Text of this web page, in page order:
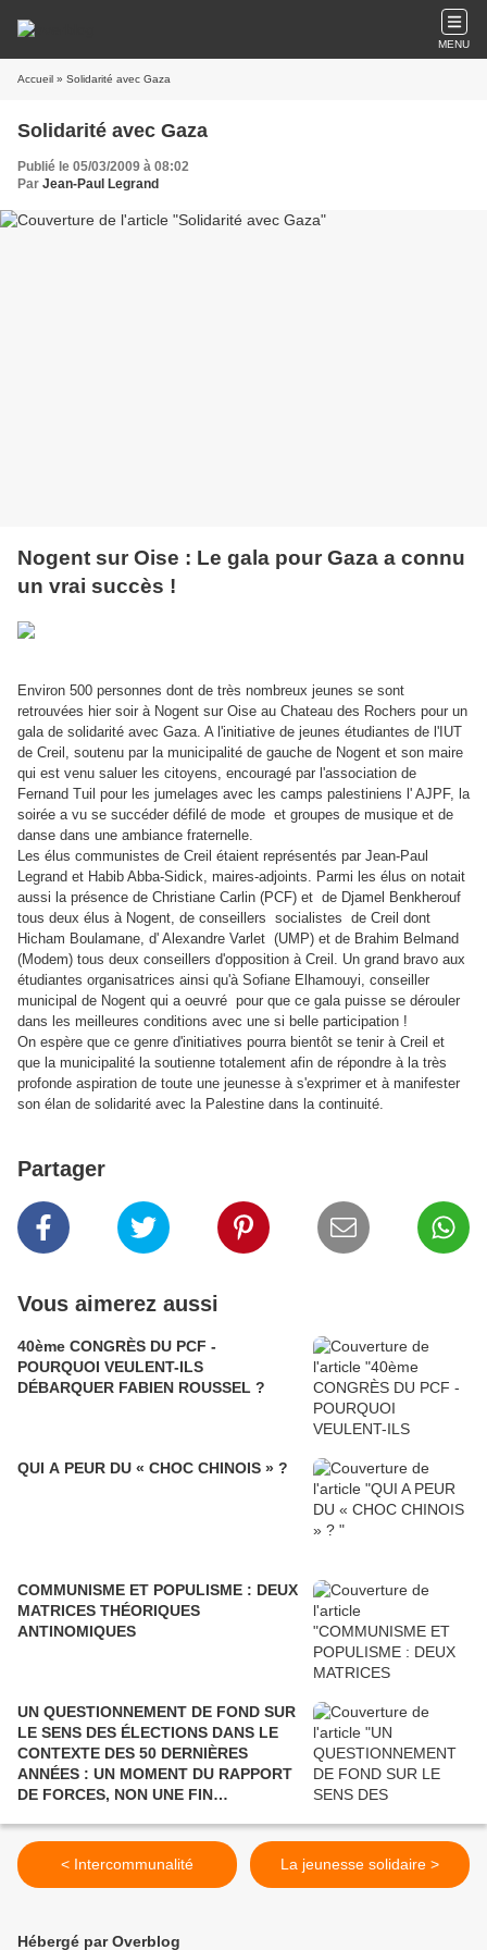
MENU
Accueil » Solidarité avec Gaza
Solidarité avec Gaza
Publié le 05/03/2009 à 08:02
Par Jean-Paul Legrand
Nogent sur Oise : Le gala pour Gaza a connu
un vrai succès !
Environ 500 personnes dont de très nombreux jeunes se sont
retrouvées hier soir à Nogent sur Oise au Chateau des Rochers pour un
gala de solidarité avec Gaza. A l'initiative de jeunes étudiantes de l'IUT
de Creil, soutenu par la municipalité de gauche de Nogent et son maire
qui est venu saluer les citoyens, encouragé par l'association de
Fernand Tuil pour les jumelages avec les camps palestiniens l' AJPF, la
soirée a vu se succéder défilé de mode et groupes de musique et de
danse dans une ambiance fraternelle.
Les élus communistes de Creil étaient représentés par Jean-Paul
Legrand et Habib Abba-Sidick, maires-adjoints. Parmi les élus on notait
aussi la présence de Christiane Carlin (PCF) et de Djamel Benkherouf
tous deux élus à Nogent, de conseillers socialistes de Creil dont
Hicham Boulamane, d' Alexandre Varlet (UMP) et de Brahim Belmand
(Modem) tous deux conseillers d'opposition à Creil. Un grand bravo aux
étudiantes organisatrices ainsi qu'à Sofiane Elhamouyi, conseiller
municipal de Nogent qui a oeuvré pour que ce gala puisse se dérouler
dans les meilleures conditions avec une si belle participation !
On espère que ce genre d'initiatives pourra bientôt se tenir à Creil et
que la municipalité la soutienne totalement afin de répondre à la très
profonde aspiration de toute une jeunesse à s'exprimer et à manifester
son élan de solidarité avec la Palestine dans la continuité.
Partager
Vous aimerez aussi
40ème CONGRÈS DU PCF -
POURQUOI VEULENT-ILS
DÉBARQUER FABIEN ROUSSEL ?
QUI A PEUR DU « CHOC CHINOIS » ?
COMMUNISME ET POPULISME : DEUX
MATRICES THÉORIQUES
ANTINOMIQUES
UN QUESTIONNEMENT DE FOND SUR
LE SENS DES ÉLECTIONS DANS LE
CONTEXTE DES 50 DERNIÈRES
ANNÉES : UN MOMENT DU RAPPORT
DE FORCES, NON UNE FIN
< Intercommunalité La jeunesse solidaire >
Hébergé par Overblog